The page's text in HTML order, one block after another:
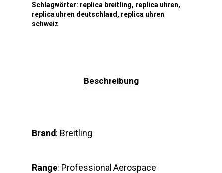
Schlagwörter: replica breitling, replica uhren,
replica uhren deutschland , replica uhren
schweiz
Beschreibung
Brand: Breitling
Range: Professional Aerospace